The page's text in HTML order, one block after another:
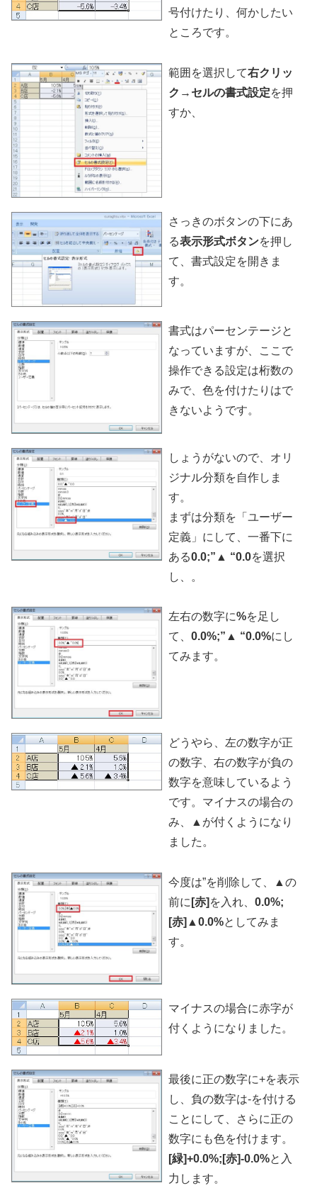
号付けたり、何かしたい
ところです。
範囲を選択して右クリッ
ク → セルの書式設定を押
すか、
さっきのボタンの下にあ
る表示形式ボタンを押し
て、書式設定を開きま
す。
書式はパーセンテージと
なっていますが、ここで
操作できる設定は桁数の
みで、色を付けたりはで
きないようです。
しょうがないので、オリ
ジナル分類を自作しま
す。
まずは分類を「ユーザー
定義」にして、一番下に
ある0.0;”▲ “0.0を選択
し、。
左右の数字に%を足し
て、 0.0%;”▲ “0.0%にし
てみます。
どうやら、左の数字が正
の数字、右の数字が負の
数字を意味しているよう
です。マイナスの場合の
み、▲が付くようになり
ました。
今度は”を削除して、▲の
前に [赤] を入れ、 0.0%;
[赤]▲0.0%としてみま
す。
マイナスの場合に赤字が
付くようになりました。
最後に正の数字に+を表示
し、負の数字は-を付ける
ことにして、さらに正の
数字にも色を付けます。
[緑]+0.0%;[赤]-0.0%と入
力します。